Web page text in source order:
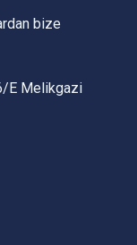
bize
E Melikgazi